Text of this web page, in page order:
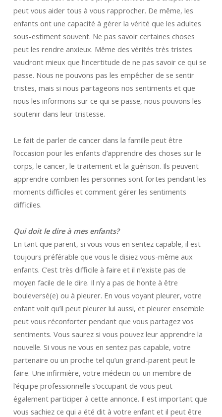
peut vous aider tous à vous rapprocher. De même, les
enfants ont une capacité à gérer la vérité que les adultes
sous-estiment souvent. Ne pas savoir certaines choses
peut les rendre anxieux. Même des vérités très tristes
vaudront mieux que l’incertitude de ne pas savoir ce qui se
passe. Nous ne pouvons pas les empêcher de se sentir
tristes, mais si nous partageons nos sentiments et que
nous les informons sur ce qui se passe, nous pouvons les
soutenir dans leur tristesse.
Le fait de parler de cancer dans la famille peut être
l’occasion pour les enfants d’apprendre des choses sur le
corps, le cancer, le traitement et la guérison. Ils peuvent
apprendre combien les personnes sont fortes pendant les
moments difficiles et comment gérer les sentiments
difficiles.
Qui doit le dire à mes enfants?
En tant que parent, si vous vous en sentez capable, il est
toujours préférable que vous le disiez vous-même aux
enfants. C’est très difficile à faire et il n’existe pas de
moyen facile de le dire. Il n’y a pas de honte à être
bouleversé(e) ou à pleurer. En vous voyant pleurer, votre
enfant voit qu’il peut pleurer lui aussi, et pleurer ensemble
peut vous réconforter pendant que vous partagez vos
sentiments. Vous saurez si vous pouvez leur apprendre la
nouvelle. Si vous ne vous en sentez pas capable, votre
partenaire ou un proche tel qu’un grand-parent peut le
faire. Une infirmière, votre médecin ou un membre de
l’équipe professionnelle s’occupant de vous peut
également participer à cette annonce. Il est important que
vous sachiez ce qui a été dit à votre enfant et il peut être